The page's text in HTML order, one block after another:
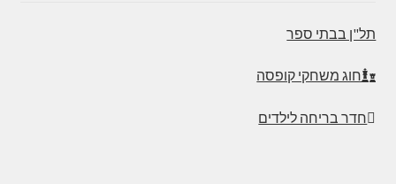
תל"ן בבתי ספר
חוג משחקי קופסה
חדר בריחה לילדים